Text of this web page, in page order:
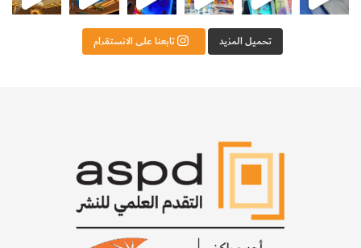
وكانت المخترعة الفلبينية قد قررت إطلاق الحروف الثلاثة الأولى
من اسمها على هذا المنتج، فيدعى ((ماروودMarwood
وعندما شاركت ((مارجي)) في معارض الاختراعات في بلدها، لوحظ
الزحام الواضح، خاصة من الشباب حول لوحة عرضتها وكانت
تجيب على جميع أسئلتهم بهدوء وجدية وهى تجلس فوق مقعد
تحميل المزيد تابعنا على الانستقرام